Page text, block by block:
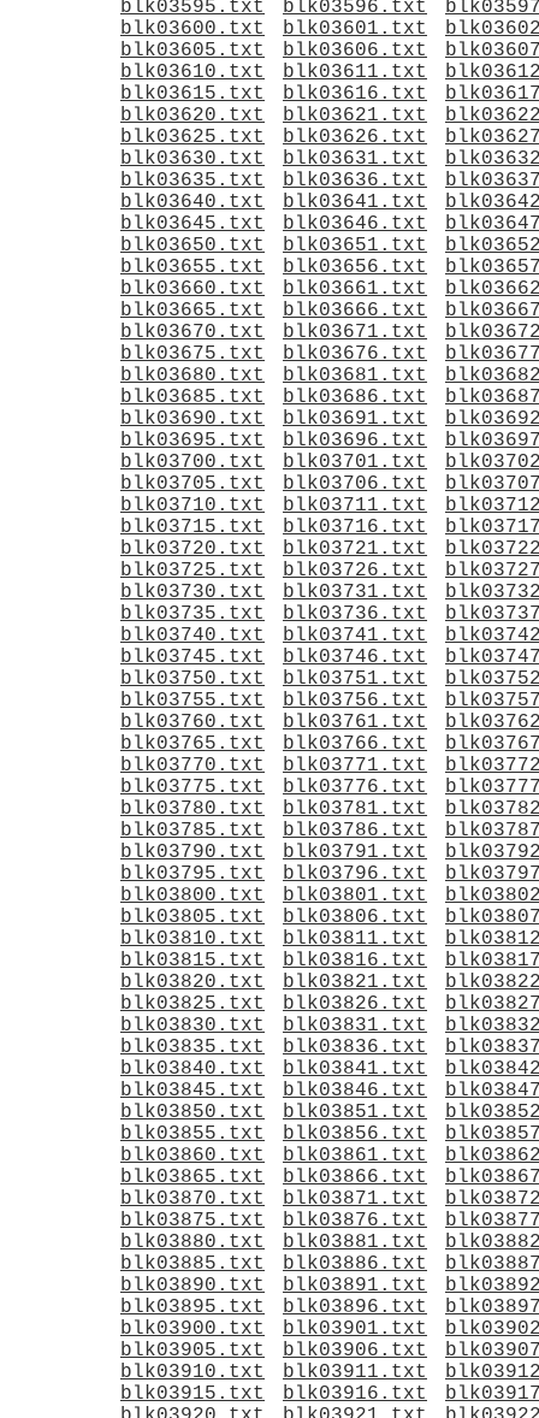
blk03595.txt
blk03596.txt
blk03600.txt
blk03601.txt
blk03605.txt
blk03606.txt
blk03610.txt
blk03611.txt
blk03615.txt
blk03616.txt
blk03620.txt
blk03621.txt
blk03625.txt
blk03626.txt
blk03630.txt
blk03631.txt
blk03635.txt
blk03636.txt
blk03640.txt
blk03641.txt
blk03645.txt
blk03646.txt
blk03650.txt
blk03651.txt
blk03655.txt
blk03656.txt
blk03660.txt
blk03661.txt
blk03665.txt
blk03666.txt
blk03670.txt
blk03671.txt
blk03675.txt
blk03676.txt
blk03680.txt
blk03681.txt
blk03685.txt
blk03686.txt
blk03690.txt
blk03691.txt
blk03695.txt
blk03696.txt
blk03700.txt
blk03701.txt
blk03705.txt
blk03706.txt
blk03710.txt
blk03711.txt
blk03715.txt
blk03716.txt
blk03720.txt
blk03721.txt
blk03725.txt
blk03726.txt
blk03730.txt
blk03731.txt
blk03735.txt
blk03736.txt
blk03740.txt
blk03741.txt
blk03745.txt
blk03746.txt
blk03750.txt
blk03751.txt
blk03755.txt
blk03756.txt
blk03760.txt
blk03761.txt
blk03765.txt
blk03766.txt
blk03770.txt
blk03771.txt
blk03775.txt
blk03776.txt
blk03780.txt
blk03781.txt
blk03785.txt
blk03786.txt
blk03790.txt
blk03791.txt
blk03795.txt
blk03796.txt
blk03800.txt
blk03801.txt
blk03805.txt
blk03806.txt
blk03810.txt
blk03811.txt
blk03815.txt
blk03816.txt
blk03820.txt
blk03821.txt
blk03825.txt
blk03826.txt
blk03830.txt
blk03831.txt
blk03835.txt
blk03836.txt
blk03840.txt
blk03841.txt
blk03845.txt
blk03846.txt
blk03850.txt
blk03851.txt
blk03855.txt
blk03856.txt
blk03860.txt
blk03861.txt
blk03865.txt
blk03866.txt
blk03870.txt
blk03871.txt
blk03875.txt
blk03876.txt
blk03880.txt
blk03881.txt
blk03885.txt
blk03886.txt
blk03890.txt
blk03891.txt
blk03895.txt
blk03896.txt
blk03900.txt
blk03901.txt
blk03905.txt
blk03906.txt
blk03910.txt
blk03911.txt
blk03915.txt
blk03916.txt